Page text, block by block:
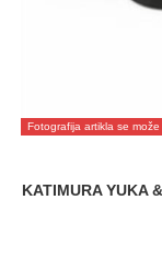
Fotografija artikla se
KATIMURA YUKA